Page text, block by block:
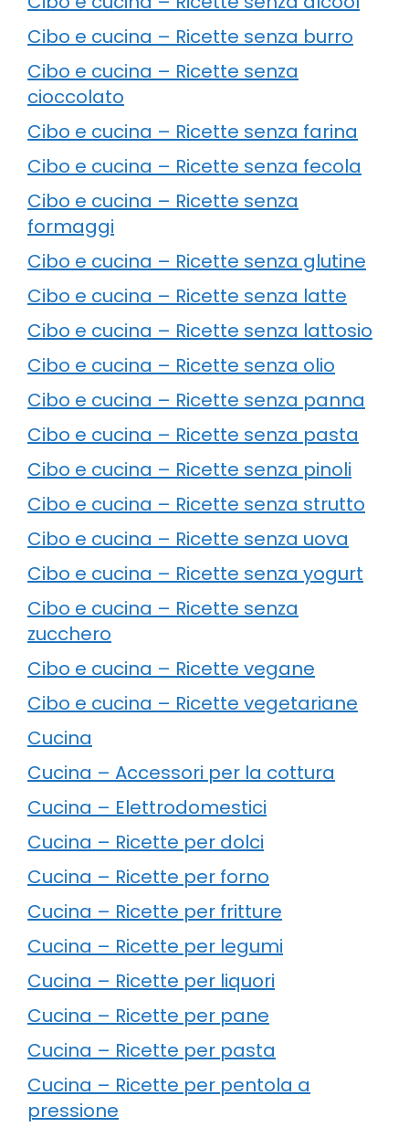
Cibo e cucina – Ricette senza burro
Cibo e cucina – Ricette senza
cioccolato
Cibo e cucina – Ricette senza farina
Cibo e cucina – Ricette senza fecola
Cibo e cucina – Ricette senza
formaggi
Cibo e cucina – Ricette senza glutine
Cibo e cucina – Ricette senza latte
Cibo e cucina – Ricette senza lattosio
Cibo e cucina – Ricette senza olio
Cibo e cucina – Ricette senza panna
Cibo e cucina – Ricette senza pasta
Cibo e cucina – Ricette senza pinoli
Cibo e cucina – Ricette senza strutto
Cibo e cucina – Ricette senza uova
Cibo e cucina – Ricette senza yogurt
Cibo e cucina – Ricette senza
zucchero
Cibo e cucina – Ricette vegane
Cibo e cucina – Ricette vegetariane
Cucina
Cucina – Accessori per la cottura
Cucina – Elettrodomestici
Cucina – Ricette per dolci
Cucina – Ricette per forno
Cucina – Ricette per fritture
Cucina – Ricette per legumi
Cucina – Ricette per liquori
Cucina – Ricette per pane
Cucina – Ricette per pasta
Cucina – Ricette per pentola a
pressione